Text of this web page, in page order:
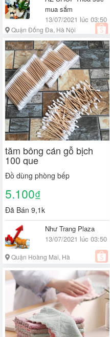
mua sắm
13/07/2021 lúc 03:50
Quận Đống Đa, Hà Nội
tăm bông cán gỗ bịch
100 que
Đồ dùng phòng bếp
5.100₫
Đã Bán 9,1k
Như Trang Plaza
13/07/2021 lúc 03:50
Quận Hoàng Mai, Hà